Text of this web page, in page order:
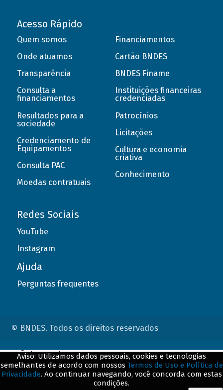
Acesso Rápido
Quem somos
Onde atuamos
Transparência
Consulta a
financiamentos
Resultados para a
sociedade
Credenciamento de
Equipamentos
Consulta PAC
Moedas contratuais
Financiamentos
Cartão BNDES
BNDES Finame
Instituições financeiras
credenciadas
Patrocínios
Licitações
Cultura e economia
criativa
Conhecimento
Redes Sociais
YouTube
Instagram
Ajuda
Perguntas frequentes
© BNDES. Todos os direitos reservados
Aviso: Utilizamos dados pessoais, cookies e tecnologias
semelhantes de acordo com nossos Termos de Uso e Política de
Privacidade. Ao continuar navegando, você concorda com estas
condições.
ConteÃºdo complementar
${title}${badge}